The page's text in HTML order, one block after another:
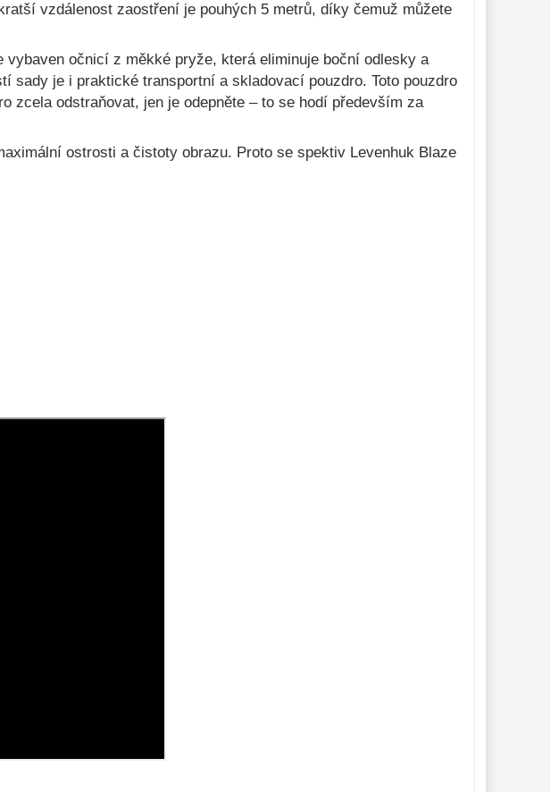
vzdálenost zaostření je pouhých 5 metrů, díky čemuž můžete
očnicí z měkké pryže, která eliminuje boční odlesky a
sady je i praktické transportní a skladovací pouzdro. Toto pouzdro
zcela odstraňovat, jen je odepněte – to se hodí především za
ostrosti a čistoty obrazu. Proto se spektiv Levenhuk Blaze